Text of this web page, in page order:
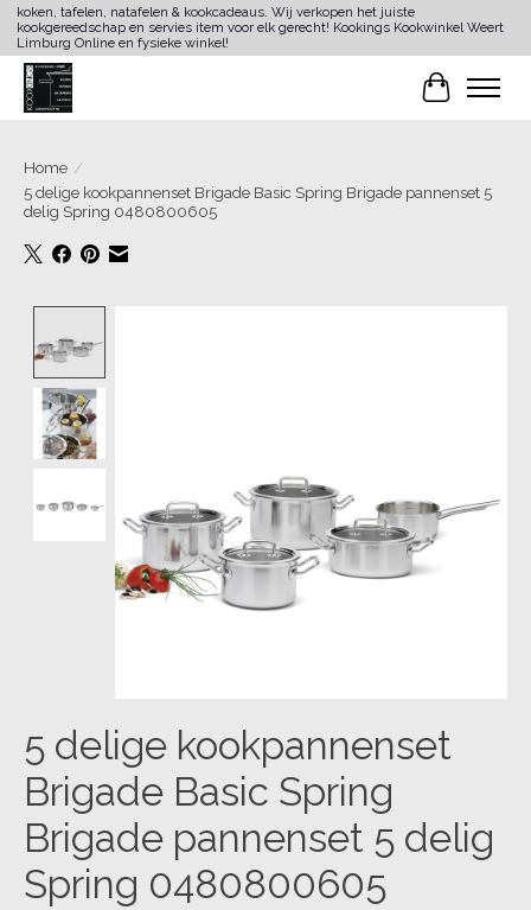
koken, tafelen, natafelen & kookcadeaus. Wij verkopen het juiste
kookgereedschap en servies item voor elk gerecht! Kookings Kookwinkel Weert
Limburg Online en fysieke winkel!
Home /
5 delige kookpannenset Brigade Basic Spring Brigade pannenset 5
delig Spring 0480800605
5 delige kookpannenset
Brigade Basic Spring
Brigade pannenset 5 delig
Spring 0480800605